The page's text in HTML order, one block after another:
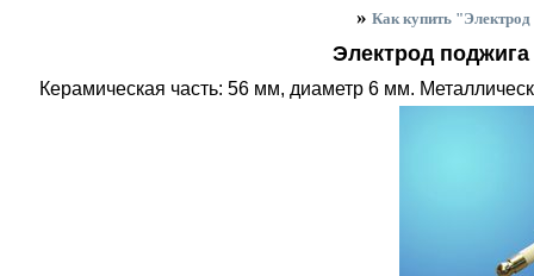
» Как купить
Электрод
Керамическая часть: 56 мм, диаметр 6 мм.